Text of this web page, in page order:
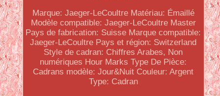
Marque: Jaeger-LeCoultre Matériau: Émaillé
Modèle compatible: Jaeger-LeCoultre Master
Pays de fabrication: Suisse Marque compatible:
Jaeger-LeCoultre Pays et région: Switzerland
Style de cadran: Chiffres Arabes, Non
numériques Hour Marks Type De Pièce:
Cadrans modèle: Jour&Nuit Couleur: Argent
Type: Cadran